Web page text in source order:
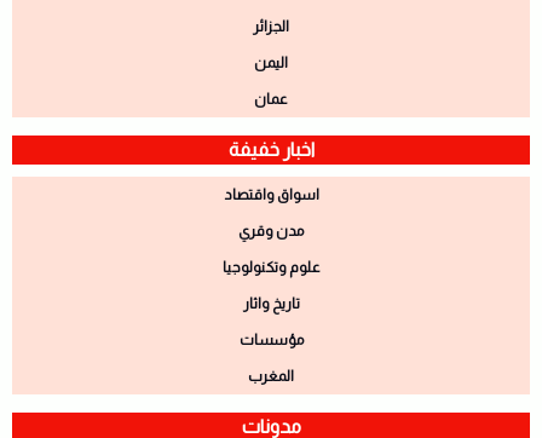
الجزائر
اليمن
عمان
اخبار خفيفة
اسواق واقتصاد
مدن وقري
علوم وتكنولوجيا
تاريخ واثار
مؤسسات
المغرب
مدونات